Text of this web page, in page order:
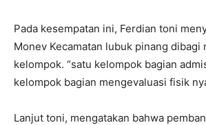
Pada kesempatan ini, Ferdian toni
Monev Kecamatan lubuk pinang dibagi
kelompok. “satu kelompok bagian
kelompok bagian mengevaluasi fisik
Lanjut toni, mengatakan bahwa